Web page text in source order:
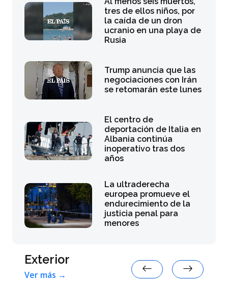
tres de ellos niños, por
la caída de un dron
ucranio en una playa de
Rusia
Trump anuncia que las
negociaciones con Irán
se retomarán este lunes
El centro de
deportación de Italia en
Albania continúa
inoperativo tras dos
años
La ultraderecha
europea promueve el
endurecimiento de la
justicia penal para
menores
Exterior
Ver más →